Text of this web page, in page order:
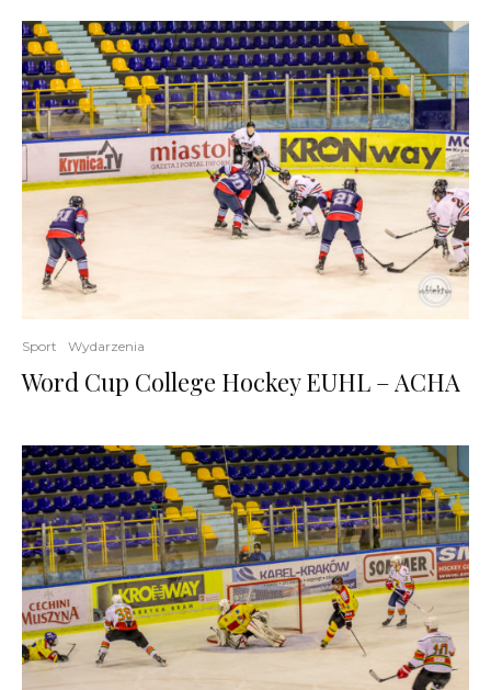
Sport Wydarzenia
Word Cup College Hockey EUHL – ACHA